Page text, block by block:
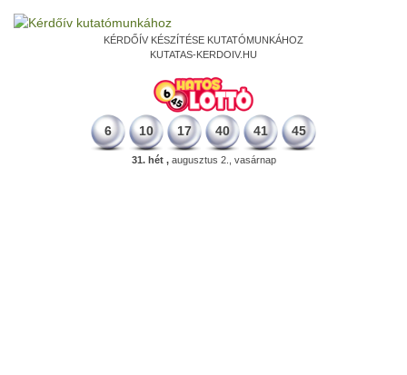
KÉRDŐÍV KÉSZÍTÉSE KUTATÓMUNKÁHOZ
KUTATAS-KERDOIV.HU
6 10 17 40 41 45
31. hét ,augusztus 2., vasárnap